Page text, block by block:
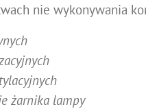
nie wykonywania
żarnika lampy